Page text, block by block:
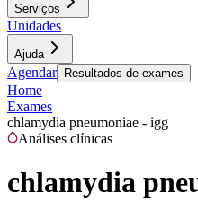
Serviços
Unidades
Ajuda
Agendar Resultados de exames
Home
Exames
chlamydia pneumoniae - igg
Análises clínicas
chlamydia